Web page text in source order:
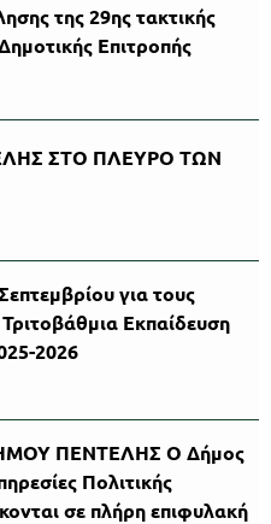
της 29ης τακτικής
Επιτροπής
ΣΤΟ ΠΛΕΥΡΟ ΤΩΝ
για τους
Εκπαίδευση
2026
ΠΕΝΤΕΛΗΣ Ο Δήμος
Πολιτικής
σε πλήρη επιφυλακή